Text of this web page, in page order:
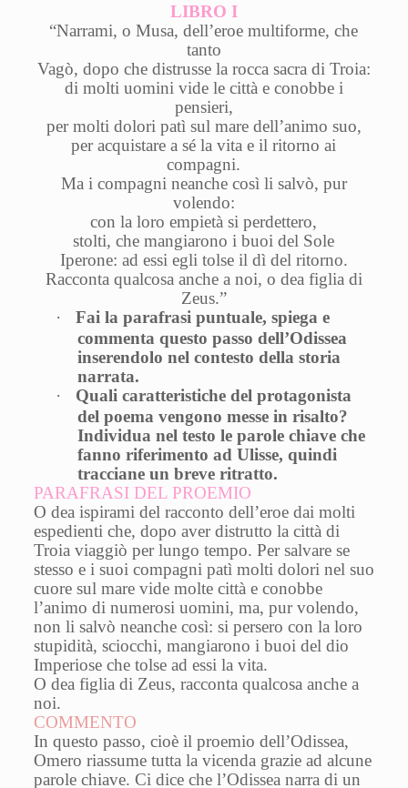
LIBRO I
“Narrami, o Musa, dell’eroe multiforme, che
tanto
Vagò, dopo che distrusse la rocca sacra di Troia:
di molti uomini vide le città e conobbe i
pensieri,
per molti dolori patì sul mare dell’animo suo,
per acquistare a sé la vita e il ritorno ai
compagni.
Ma i compagni neanche così li salvò, pur
volendo:
con la loro empietà si perdettero,
stolti, che mangiarono i buoi del Sole
Iperone: ad essi egli tolse il dì del ritorno.
Racconta qualcosa anche a noi, o dea figlia di
Zeus.”
·
Fai la parafrasi puntuale, spiega e
commenta questo passo dell’Odissea
inserendolo nel contesto della storia
narrata.
·
Quali caratteristiche del protagonista
del poema vengono messe in risalto?
Individua nel testo le parole chiave che
fanno riferimento ad Ulisse, quindi
tracciane un breve ritratto.
PARAFRASI DEL PROEMIO
O dea ispirami del racconto dell’eroe dai molti
espedienti che, dopo aver distrutto la città di
Troia viaggiò per lungo tempo. Per salvare se
stesso e i suoi compagni patì molti dolori nel suo
cuore sul mare vide molte città e conobbe
l’animo di numerosi uomini, ma, pur volendo,
non li salvò neanche così: si persero con la loro
stupidità, sciocchi, mangiarono i buoi del dio
Imperiose che tolse ad essi la vita.
O dea figlia di Zeus, racconta qualcosa anche a
noi.
COMMENTO
In questo passo, cioè il proemio dell’Odissea,
Omero riassume tutta la vicenda grazie ad alcune
parole chiave. Ci dice che l’Odissea narra di un